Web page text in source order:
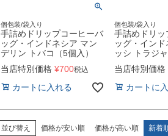
個包装/袋入り
手詰めドリップコーヒーバ
ッグ・インドネシア マン
デリン トバコ（5個入）
当店特別価格 ¥700税込
カートに入れる
個包装/袋入り
手詰めドリ
ッグ・インド
ッシ トラジャ
当店特別価格
カートに
並び替え 価格が安い順 価格が高い順 新着